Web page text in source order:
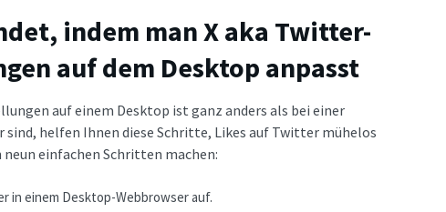
indem man X aka Twitter-
auf dem Desktop anpasst
auf einem Desktop ist ganz anders als bei einer
sind, helfen Ihnen diese Schritte, Likes auf Twitter mühelos
neun einfachen Schritten machen:
in einem Desktop-Webbrowser auf.